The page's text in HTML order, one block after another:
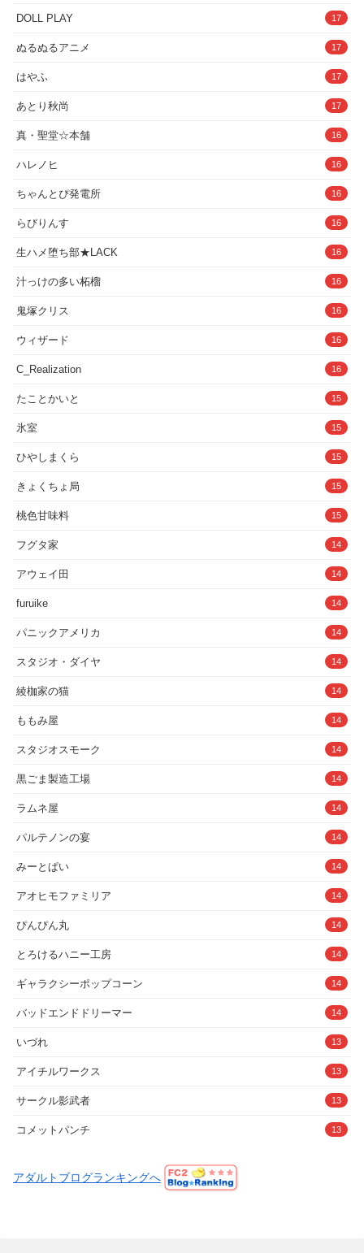
DOLL PLAY 17
ぬるぬるアニメ 17
はやふ 17
あとり秋尚 17
真・聖堂☆本舗 16
ハレノヒ 16
ちゃんとぴ発電所 16
らびりんす 16
生ハメ堕ち部★LACK 16
汁っけの多い柘榴 16
鬼塚クリス 16
ウィザード 16
C_Realization 16
たことかいと 15
氷室 15
ひやしまくら 15
きょくちょ局 15
桃色甘味料 15
フグタ家 14
アウェイ田 14
furuike 14
パニックアメリカ 14
スタジオ・ダイヤ 14
綾枷家の猫 14
ももみ屋 14
スタジオスモーク 14
黒ごま製造工場 14
ラムネ屋 14
パルテノンの宴 14
みーとぱい 14
アオヒモファミリア 14
ぴんぴん丸 14
とろけるハニー工房 14
ギャラクシーポップコーン 14
バッドエンドドリーマー 14
いづれ 13
アイチルワークス 13
サークル影武者 13
コメットパンチ 13
アダルトブログランキングへ